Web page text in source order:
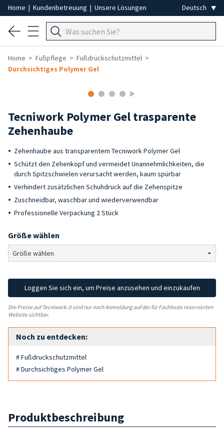
Home | Kundenbetreuung | Unsere Lösungen
Home Fußpflege
Fußdruckschutzmittel
Durchsichtiges Polymer Gel
Tecniwork Polymer Gel trasparente
Zehenhaube
Zehenhaube aus transparentem Tecniwork Polymer Gel
Schützt den Zehenkopf und vermeidet Unannehmlichkeiten, die
durch Spitzschwielen verursacht werden, kaum spürbar
Verhindert zusätzlichen Schuhdruck auf die Zehenspitze
Zuschneidbar, waschbar und wiederverwendbar
Professionelle Verpackung 2 Stück
Größe wählen
Loggen Sie sich ein, um Preise anzusehen und einzukaufen
Die Preise auf Tecniwork.it sind nur nach Anmeldung auf der für Fachleute reservierten
Website sichtbar.
Noch zu entdecken:
# Fußdruckschutzmittel
# Durchsichtiges Polymer Gel
Produktbeschreibung